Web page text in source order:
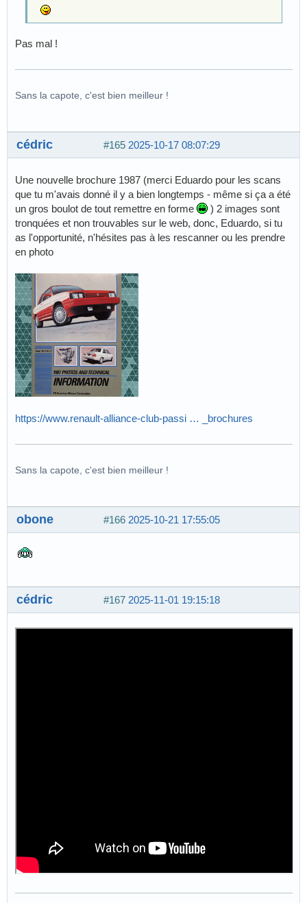
Pas mal !
Sans la capote, c'est bien meilleur !
#165 2025-10-17 08:07:29
cédric
Une nouvelle brochure 1987 (merci Eduardo pour les scans
que tu m'avais donné il y a bien longtemps - même si ça a été
un gros boulot de tout remettre en forme
) 2 images sont
tronquées et non trouvables sur le web, donc, Eduardo, si tu
as l'opportunité, n'hésites pas à les rescanner ou les prendre
en photo
https://www.renault-alliance-club-passi … _brochures
Sans la capote, c'est bien meilleur !
#166 2025-10-21 17:55:05
obone
#167 2025-11-01 19:15:18
cédric